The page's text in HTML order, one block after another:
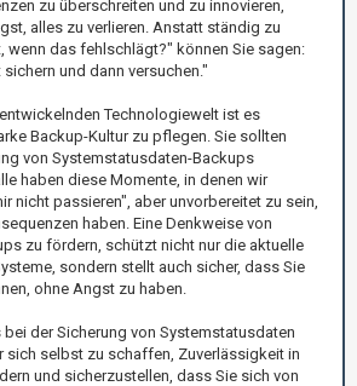
zu überschreiten und zu innovieren,
alles zu verlieren. Anstatt ständig zu
wenn das fehlschlägt?" können Sie sagen:
und dann versuchen."
Technologiewelt ist es
Backup-Kultur zu pflegen. Sie sollten
von Systemstatusdaten-Backups
haben diese Momente, in denen wir
nicht passieren", aber unvorbereitet zu sein,
haben. Eine Denkweise von
zu fördern, schützt nicht nur die aktuelle
sondern stellt auch sicher, dass Sie
ohne Angst zu haben.
der Sicherung von Systemstatusdaten
sich selbst zu schaffen, Zuverlässigkeit in
und sicherzustellen, dass Sie sich von